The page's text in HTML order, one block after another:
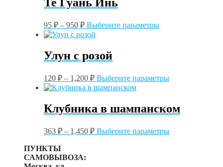
95 ₽ – 950 ₽ Выберите параметрыЭтот
можно
товара.
Улун с розой
120 ₽ – 1,200 ₽ Выберите параметрыЭтот
вариаций.
можно
Клубника в шампанском
363 ₽ – 1,450 ₽ Выберите параметрыЭтот
ПУНКТЫ
САМОВЫВОЗА: